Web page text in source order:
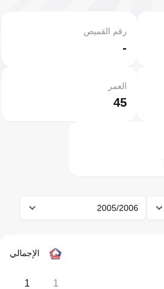
-
رقم القميص
45
العمر
2005/2006
الإجمالي
1
1